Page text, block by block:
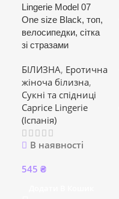
Lingerie Model 07
One size Black, топ,
велосипедки, сітка
зі стразами
БІЛИЗНА, Еротична
жіноча білизна,
Сукні та спідниці
Caprice Lingerie
(Іспанія)
В наявності
545 ₴